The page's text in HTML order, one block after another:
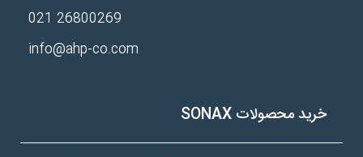
26800269 021
info@ahp-co.com
خرید محصولات SONAX